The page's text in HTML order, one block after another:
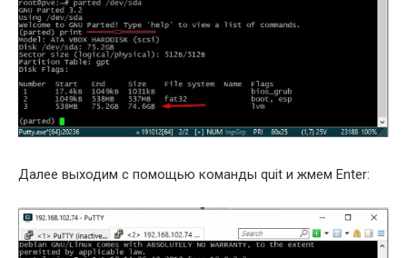
Далее выходим с помощью команды quit и жмем Enter: